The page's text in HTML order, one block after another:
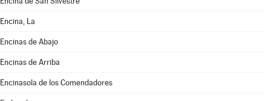
Encina, La
Encinas de Abajo
Encinas de Arriba
Encinasola de los Comendadores